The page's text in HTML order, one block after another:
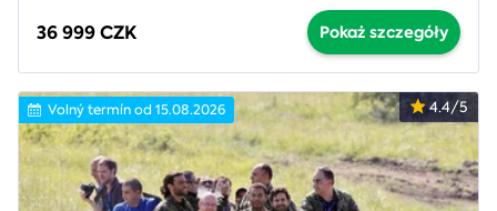
36 999 CZK Pokaż szczegóły
4.4/5
Volný termín od 15.08.2026